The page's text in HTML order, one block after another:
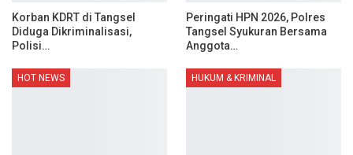
Korban KDRT di Tangsel
Diduga Dikriminalisasi,
Polisi…
Peringati HPN 2026, Polres
Tangsel Syukuran Bersama
Anggota…
HOT NEWS HUKUM & KRIMINAL